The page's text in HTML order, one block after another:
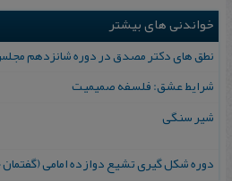
خواندنی های بیشتر
نطق های‌ دکتر مصدق‌ در دوره‌ شانزدهم‌
شرایط عشق: فلسفه صمیمیت
شیر سنگی
دوره شکل گیری تشیع دوازده امامی